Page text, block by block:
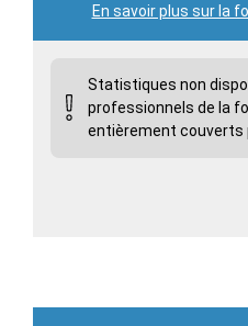
En savoir plus sur la
Statistiques non
professionnels de la
entièrement couverts